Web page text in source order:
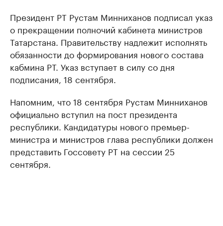
Президент РТ Рустам Минниханов подписал указ
о прекращении полночий кабинета министров
Татарстана. Правительству надлежит исполнять
обязанности до формирования нового состава
кабмина РТ. Указ вступает в силу со дня
подписания, 18 сентября.
Напомним, что 18 сентября Рустам Минниханов
официально вступил на пост президента
республики. Кандидатуры нового премьер-
министра и министров глава республики должен
представить Госсовету РТ на сессии 25
сентября.